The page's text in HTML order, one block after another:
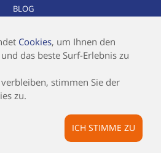
Cookies, um Ihnen den
das beste Surf-Erlebnis zu
stimmen Sie der
zu.
ICH STIMME ZU
BLOG
BLACKLIST
INFOS
KONTAKT
IMPRESSUM